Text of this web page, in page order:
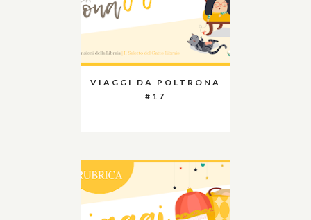
VIAGGI DA POLTRONA
#17